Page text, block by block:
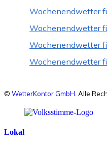
Wochenendwetter
Wochenendwetter
Wochenendwetter
Wochenendwetter
© WetterKontor GmbH . Alle
Lokal